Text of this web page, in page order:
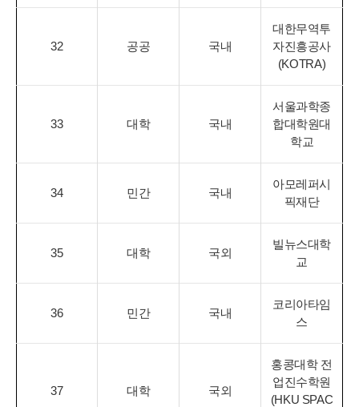
32 공공 국내
대한무역투
자진흥공사
(KOTRA)
33 대학 국내
서울과학종
합대학원대
학교
34 민간 국내
아모레퍼시
픽재단
35 대학 국외
빌뉴스대학
교
36 민간 국내
코리아타임
스
37 대학 국외
홍콩대학 전
업진수학원
(HKU SPAC